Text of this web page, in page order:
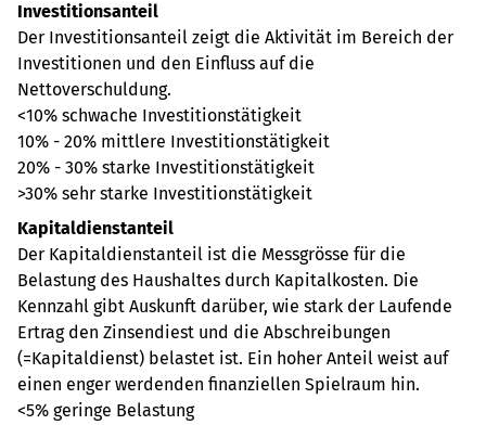
Investitionsanteil
Der Investitionsanteil zeigt die Aktivität im Bereich der
Investitionen und den Einfluss auf die
Nettoverschuldung.
<10% schwache Investitionstätigkeit
10% - 20% mittlere Investitionstätigkeit
20% - 30% starke Investitionstätigkeit
>30% sehr starke Investitionstätigkeit
Kapitaldienstanteil
Der Kapitaldienstanteil ist die Messgrösse für die
Belastung des Haushaltes durch Kapitalkosten. Die
Kennzahl gibt Auskunft darüber, wie stark der Laufende
Ertrag den Zinsendiest und die Abschreibungen
(=Kapitaldienst) belastet ist. Ein hoher Anteil weist auf
einen enger werdenden finanziellen Spielraum hin.
<5% geringe Belastung